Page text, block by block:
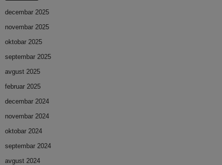
decembar 2025
novembar 2025
oktobar 2025
septembar 2025
avgust 2025
februar 2025
decembar 2024
novembar 2024
oktobar 2024
septembar 2024
avgust 2024